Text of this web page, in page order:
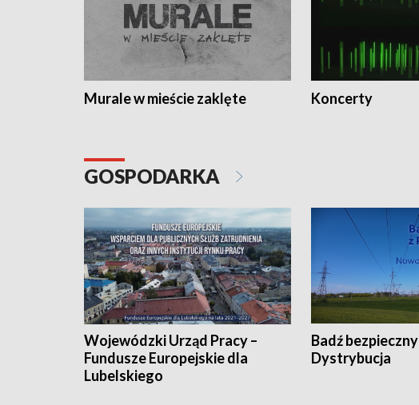
Murale w mieście zaklęte Koncerty
GOSPODARKA
Wojewódzki Urząd Pracy –
Fundusze Europejskie dla
Lubelskiego
Badź bezpieczny
Dystrybucja